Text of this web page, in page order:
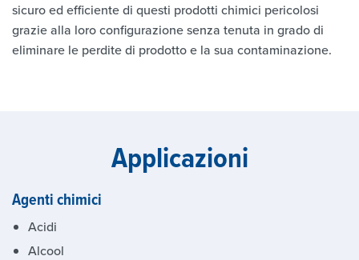
sicuro ed efficiente di questi prodotti chimici pericolosi
grazie alla loro configurazione senza tenuta in grado di
eliminare le perdite di prodotto e la sua contaminazione.
Applicazioni
Agenti chimici
Acidi
Alcool